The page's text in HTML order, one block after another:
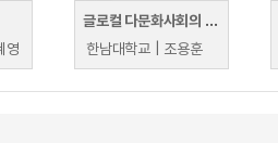
영
글로컬 다문화사회의 이해
한남대학교 | 조용훈